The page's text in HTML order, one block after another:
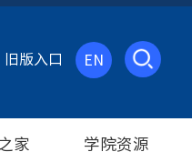
家 学院资源
旧版入口 EN